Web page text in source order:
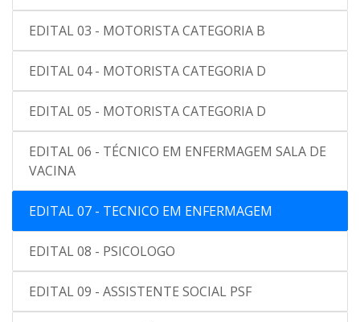
EDITAL 03 - MOTORISTA CATEGORIA B
EDITAL 04 - MOTORISTA CATEGORIA D
EDITAL 05 - MOTORISTA CATEGORIA D
EDITAL 06 - TÉCNICO EM ENFERMAGEM SALA DE
VACINA
EDITAL 07 - TECNICO EM ENFERMAGEM
EDITAL 08 - PSICOLOGO
EDITAL 09 - ASSISTENTE SOCIAL PSF